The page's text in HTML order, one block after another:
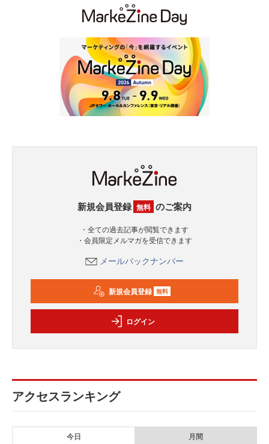
新規会員登録 無料 のご案内
・全ての過去記事が閲覧できます
・会員限定メルマガを受信できます
メールバックナンバー
新規会員登録 無料
ログイン
アクセスランキング
今日 月間